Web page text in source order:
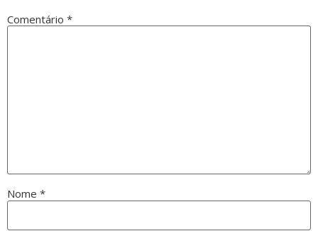
Comentário *
Nome *